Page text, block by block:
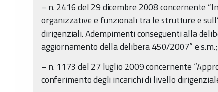
− n. 2416 del 29 dicembre 2008 concernente
organizzative e funzionali tra le strutture e
dirigenziali. Adempimenti conseguenti alla
aggiornamento della delibera 450/2007” e s.m.;
− n. 1173 del 27 luglio 2009 concernente
conferimento degli incarichi di livello